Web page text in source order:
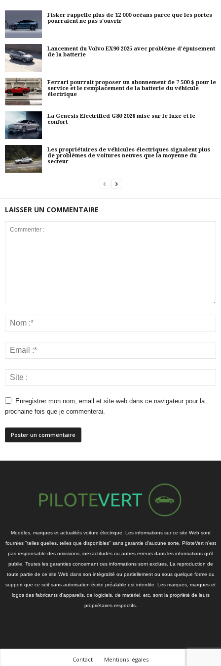
Fisker rappelle plus de 12 000 océans parce que les portes
pourraient ne pas s'ouvrir
Lancement du Volvo EX90 2025 avec problème d'épuisement
de la batterie
Ferrari pourrait proposer un abonnement de 7 500 $ pour le
service et le remplacement de la batterie du véhicule
électrique
La Genesis Electrified G80 2026 mise sur le luxe et le
confort
Les propriétaires de véhicules électriques signalent plus
de problèmes de voitures neuves que la moyenne du
secteur
LAISSER UN COMMENTAIRE
Enregistrer mon nom, email et site web dans ce navigateur pour la
prochaine fois que je commenterai.
Modèles, marques et actualités voiture électrique. Les informations sur ce site Web sont
fournies "telles quelles, telles que disponibles" sans garantie d'aucune sorte. PiloteVert n'est
pas responsable des omissions, inexactitudes ou autres erreurs dans les informations qu'il
publie. Toutes les garanties concernant ces informations sont exclues. La reproduction de
toute partie de ce site Web dans son intégralité ou partiellement ou sous quelque forme ou
support que ce soit sans autorisation écrite préalable est interdite. Les marques, marques et
logos des fabricants d'appareils, de logiciels, de matériel, etc. sont la propriété de leurs
propriétaires respectifs.
Contact Mentions légales